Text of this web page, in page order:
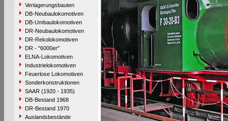
Verlagerungsbauten
DB-Neubaulokomotiven
DB-Umbaulokomotiven
DR-Neubaulokomotiven
DR-Rekolokomotiven
DR - "6000er"
ELNA-Lokomotiven
Industrielokomotiven
Feuerlose Lokomotiven
Sonderkonstruktionen
SAAR (1920 - 1935)
DB-Bestand 1968
DR-Bestand 1970
Auslandsbestände